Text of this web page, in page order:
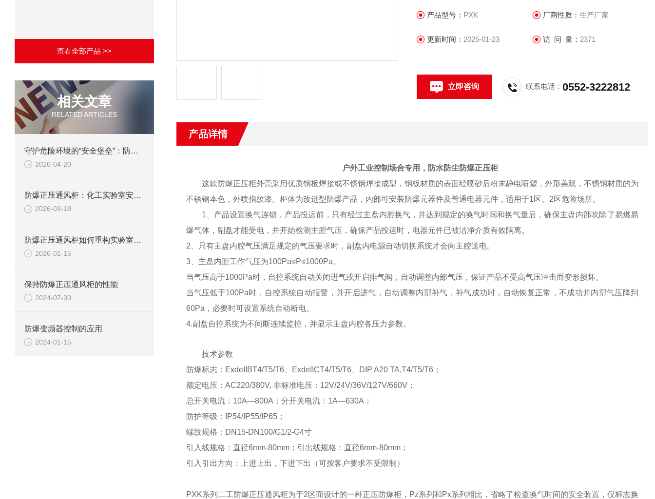
查看全部产品 >>
相关文章
RELATED ARTICLES
守护危险环境的“安全堡垒”：防爆正压通风柜的技术与应用
2026-04-20
防爆正压通风柜：化工实验室安全的“守护神”
2026-03-18
防爆正压通风柜如何重构实验室安全防线？
2026-01-15
保持防爆正压通风柜的性能
2024-07-30
防爆变频器控制的应用
2024-01-15
产品型号： PXK 厂商性质： 生产厂家
更新时间： 2025-01-23 访 问 量： 2371
立即咨询 联系电话：0552-3222812
产品详情
户外工业控制场合专用，防水防尘防爆正压柜
这款防爆正压柜外壳采用优质钢板焊接或不锈钢焊接成型，钢板材质的表面经喷砂后粉末静电喷塑，外形美观，不锈钢材质的为
不锈钢本色，外喷指纹漆。柜体为改进型防爆产品，内部可安装防爆元器件及普通电器元件，适用于1区、2区危险场所。
1、产品设置换气连锁，产品投运前，只有经过主盘内腔换气，并达到规定的换气时间和换气量后，确保主盘内部吹除了易燃易
爆气体，副盘才能受电，并开始检测主腔气压，确保产品投运时，电器元件已被洁净介质有效隔离。
2、只有主盘内腔气压满足规定的气压要求时，副盘内电源自动切换系统才会向主腔送电。
3、主盘内腔工作气压为100Pa≤P≤1000Pa。
当气压高于1000Pa时，自控系统自动关闭进气或开启排气阀，自动调整内部气压，保证产品不受高气压冲击而变形损坏。
当气压低于100Pa时，自控系统自动报警，并开启进气，自动调整内部补气，补气成功时，自动恢复正常，不成功并内部气压降到
60Pa，必要时可设置系统自动断电。
4.副盘自控系统为不间断连续监控，并显示主盘内腔各压力参数。
技术参数
防爆标志：ExdeIIBT4/T5/T6、ExdeIICT4/T5/T6、DIP A20 TA,T4/T5/T6；
额定电压：AC220/380V, 非标准电压：12V/24V/36V/127V/660V；
总开关电流：10A—800A；分开关电流：1A—630A；
防护等级：IP54/IP55/IP65；
螺纹规格：DN15-DN100/G1/2-G4寸
引入线规格：直径6mm-80mm；引出线规格：直径6mm-80mm；
引入引出方向：上进上出，下进下出（可按客户要求不受限制）
PXK系列二工防爆正压通风柜为于2区而设计的一种正压防爆柜，Pz系列和Px系列相比，省略了检查换气时间的安全装置，仅标志换